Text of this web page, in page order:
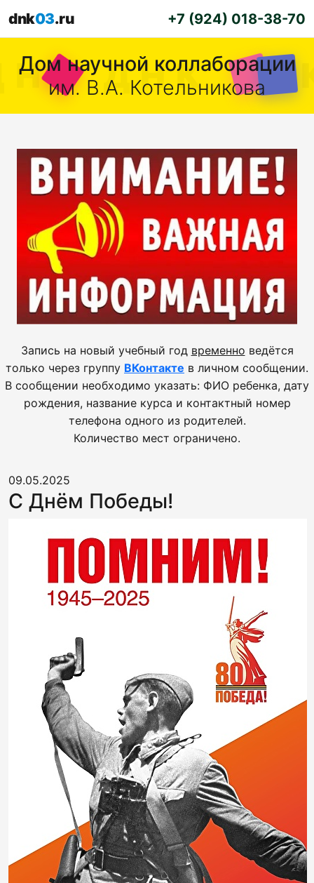
dnk03.ru +7 (924) 018-38-70
Дом научной коллаборации
им. В.А. Котельникова
Запись на новый учебный год временно ведётся
только через группу ВКонтакте в личном сообщении.
В сообщении необходимо указать: ФИО ребенка, дату
рождения, название курса и контактный номер
телефона одного из родителей.
Количество мест ограничено.
09.05.2025
С Днём Победы!